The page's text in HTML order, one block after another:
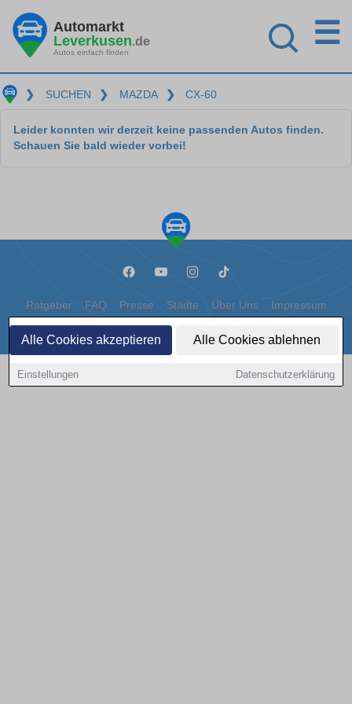
Alle Cookies akzeptieren Alle Cookies ablehnen
Einstellungen Datenschutzerklärung
Automarkt
Leverkusen.de
Autos einfach finden
☰
❯ SUCHEN ❯ MAZDA ❯ CX-60
Leider konnten wir derzeit keine passenden Autos finden.
Schauen Sie bald wieder vorbei!
Ratgeber FAQ Presse Städte Über Uns Impressum
Datenschutz Cookies
Copyright © 2000 - 2026 | 1A Infosysteme GmbH | Content by: 1a-sites-autos